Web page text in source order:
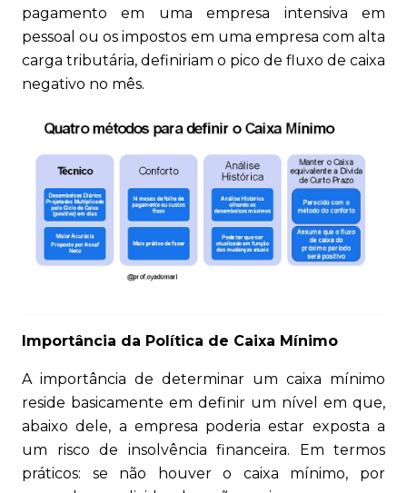
pagamento em uma empresa intensiva em
pessoal ou os impostos em uma empresa com alta
carga tributária, definiriam o pico de fluxo de caixa
negativo no mês.
Importância da Política de Caixa Mínimo
A importância de determinar um caixa mínimo
reside basicamente em definir um nível em que,
abaixo dele, a empresa poderia estar exposta a
um risco de insolvência financeira. Em termos
práticos: se não houver o caixa mínimo, por